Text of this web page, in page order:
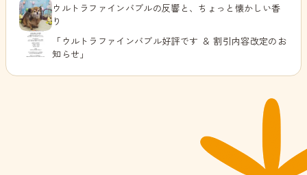
ウルトラファインバブルの反響と、ちょっと懐かしい香
り
「ウルトラファインバブル好評です ＆ 割引内容改定のお
知らせ」